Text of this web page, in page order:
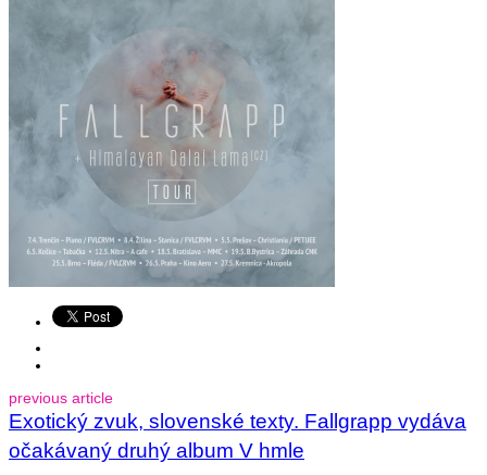
previous article
Exotický zvuk, slovenské texty. Fallgrapp vydáva
očakávaný druhý album V hmle